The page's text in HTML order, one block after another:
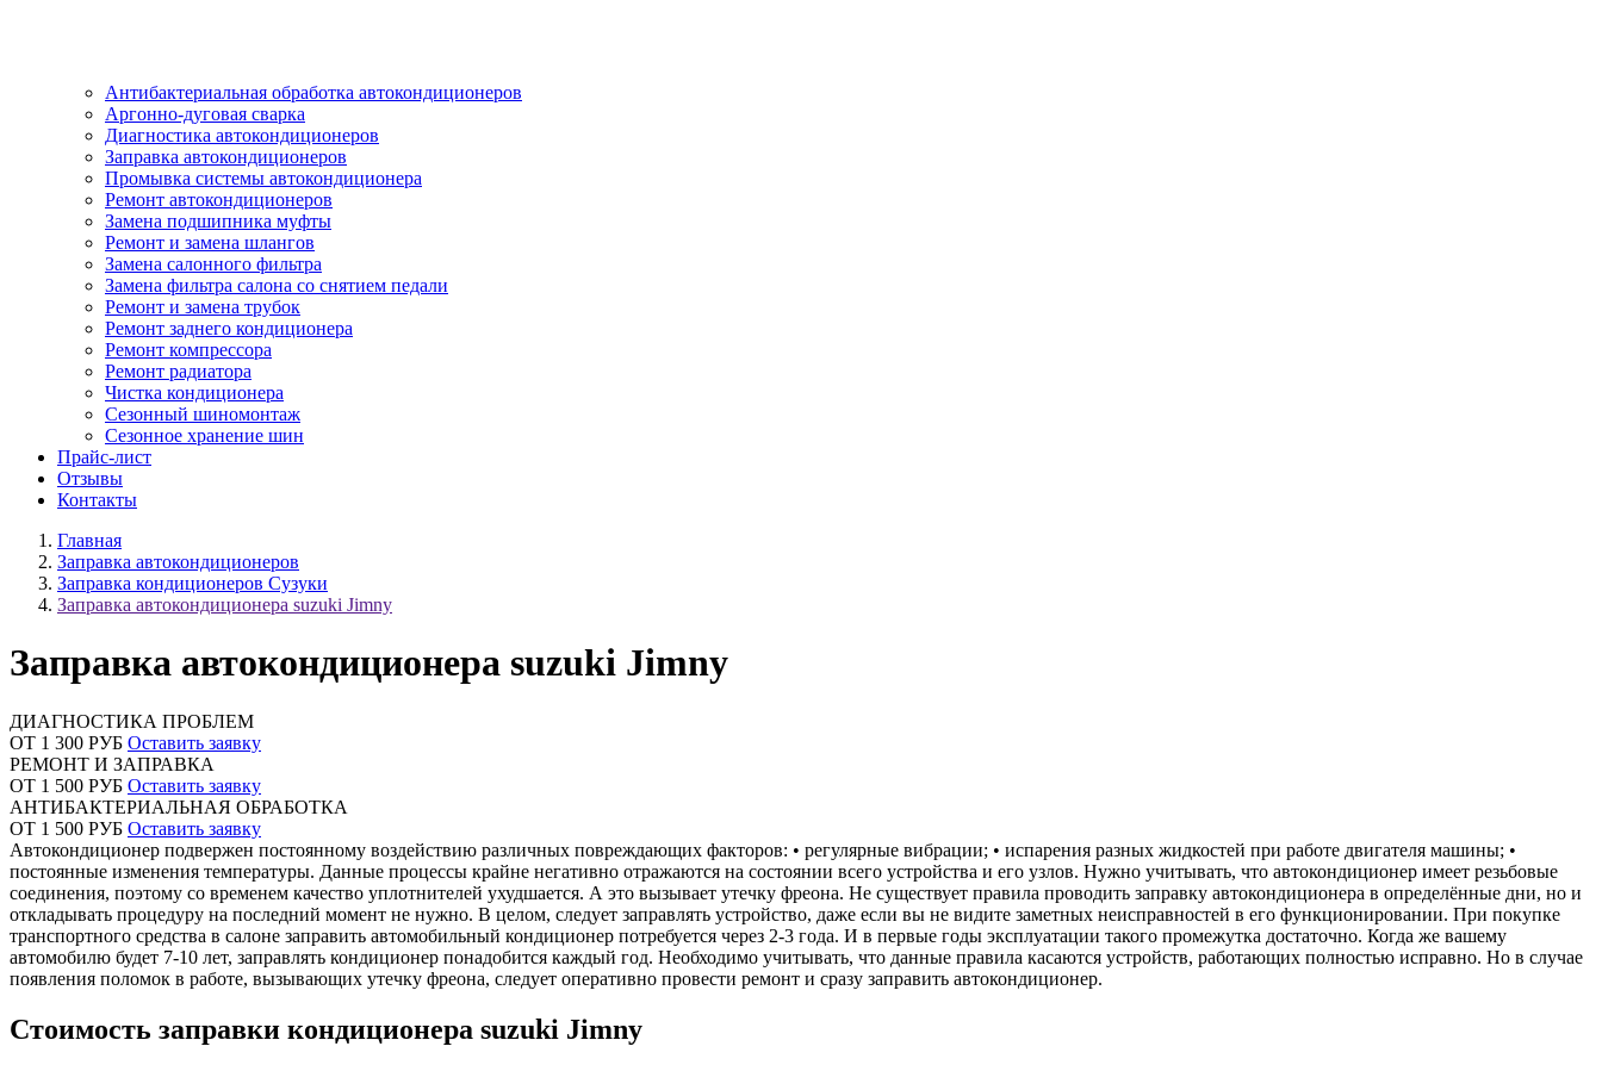
Антибактериальная обработка автокондиционеров
Аргонно-дуговая сварка
Диагностика автокондиционеров
Заправка автокондиционеров
Промывка системы автокондиционера
Ремонт автокондиционеров
Замена подшипника муфты
Ремонт и замена шлангов
Замена салонного фильтра
Замена фильтра салона со снятием педали
Ремонт и замена трубок
Ремонт заднего кондиционера
Ремонт компрессора
Ремонт радиатора
Чистка кондиционера
Сезонный шиномонтаж
Сезонное хранение шин
Прайс-лист
Отзывы
Контакты
Главная
Заправка автокондиционеров
Заправка кондиционеров Сузуки
Заправка автокондиционера suzuki Jimny
Заправка автокондиционера suzuki Jimny
ДИАГНОСТИКА ПРОБЛЕМ
ОТ 1 300 РУБ Оставить заявку
РЕМОНТ И ЗАПРАВКА
ОТ 1 500 РУБ Оставить заявку
АНТИБАКТЕРИАЛЬНАЯ ОБРАБОТКА
ОТ 1 500 РУБ Оставить заявку
Автокондиционер подвержен постоянному воздействию различных повреждающих факторов: • регулярные вибрации; • испарения разных жидкостей при работе двигателя машины; •
постоянные изменения температуры. Данные процессы крайне негативно отражаются на состоянии всего устройства и его узлов. Нужно учитывать, что автокондиционер имеет резьбовые
соединения, поэтому со временем качество уплотнителей ухудшается. А это вызывает утечку фреона. Не существует правила проводить заправку автокондиционера в определённые дни, но и
откладывать процедуру на последний момент не нужно. В целом, следует заправлять устройство, даже если вы не видите заметных неисправностей в его функционировании. При покупке
транспортного средства в салоне заправить автомобильный кондиционер потребуется через 2-3 года. И в первые годы эксплуатации такого промежутка достаточно. Когда же вашему
автомобилю будет 7-10 лет, заправлять кондиционер понадобится каждый год. Необходимо учитывать, что данные правила касаются устройств, работающих полностью исправно. Но в случае
появления поломок в работе, вызывающих утечку фреона, следует оперативно провести ремонт и сразу заправить автокондиционер.
Стоимость заправки кондиционера suzuki Jimny